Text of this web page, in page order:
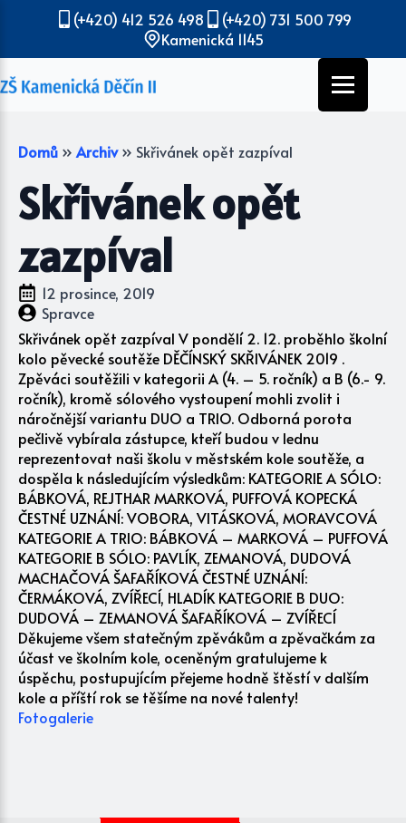
(+420) 412 526 498
(+420) 731 500 799
Kamenická 1145
Domů » Archiv » Skřivánek opět zazpíval
Skřivánek opět
zazpíval
12 prosince, 2019
Spravce
Skřivánek opět zazpíval V pondělí 2. 12. proběhlo školní
kolo pěvecké soutěže DĚČÍNSKÝ SKŘIVÁNEK 2019 .
Zpěváci soutěžili v kategorii A (4. – 5. ročník) a B (6.- 9.
ročník), kromě sólového vystoupení mohli zvolit i
náročnější variantu DUO a TRIO. Odborná porota
pečlivě vybírala zástupce, kteří budou v lednu
reprezentovat naši školu v městském kole soutěže, a
dospěla k následujícím výsledkům: KATEGORIE A SÓLO:
BÁBKOVÁ, REJTHAR MARKOVÁ, PUFFOVÁ KOPECKÁ
ČESTNÉ UZNÁNÍ: VOBORA, VITÁSKOVÁ, MORAVCOVÁ
KATEGORIE A TRIO: BÁBKOVÁ – MARKOVÁ – PUFFOVÁ
KATEGORIE B SÓLO: PAVLÍK, ZEMANOVÁ, DUDOVÁ
MACHAČOVÁ ŠAFAŘÍKOVÁ ČESTNÉ UZNÁNÍ:
ČERMÁKOVÁ, ZVÍŘECÍ, HLADÍK KATEGORIE B DUO:
DUDOVÁ – ZEMANOVÁ ŠAFAŘÍKOVÁ – ZVÍŘECÍ
Děkujeme všem statečným zpěvákům a zpěvačkám za
účast ve školním kole, oceněným gratulujeme k
úspěchu, postupujícím přejeme hodně štěstí v dalším
kole a příští rok se těšíme na nové talenty!
Fotogalerie